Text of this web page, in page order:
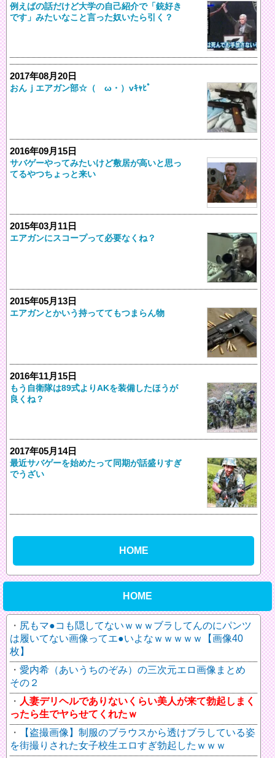
例えばの話だけど大学の自己紹介で「銃好き
です」みたいなこと言った奴いたら引く？
2017年08月20日
おんｊエアガン部☆（ゝω・）vｷｬﾋﾟ
2016年09月15日
サバゲーやってみたいけど敷居が高いと思っ
てるやつちょっと来い
2015年03月11日
エアガンにスコープって必要なくね？
2015年05月13日
エアガンとかいう持っててもつまらん物
2016年11月15日
もう自衛隊は89式よりAKを装備したほうが
良くね？
2017年05月14日
最近サバゲーを始めたって同期が話盛りすぎ
でうざい
HOME
HOME
尻もマ●コも隠してないｗｗｗブラしてんのにパンツ
は履いてない画像ってエ●いよなｗｗｗｗｗ【画像40
枚】
愛内希（あいうちのぞみ）の三次元エロ画像まとめ
その２
人妻デリヘルでありないくらい美人が来て勃起しまく
ったら生でヤらせてくれたｗ
【盗撮画像】制服のブラウスから透けブラしている姿
を街撮りされた女子校生エロすぎ勃起したｗｗｗ